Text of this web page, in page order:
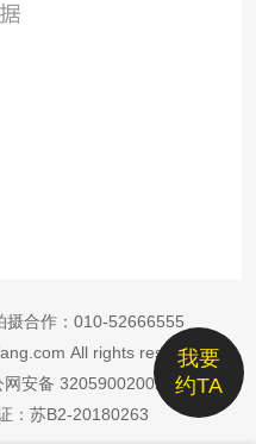
我要
约TA
摄合作： 010-52666555
All rights reserved
网安备 32059002002885号
：苏B2-20180263